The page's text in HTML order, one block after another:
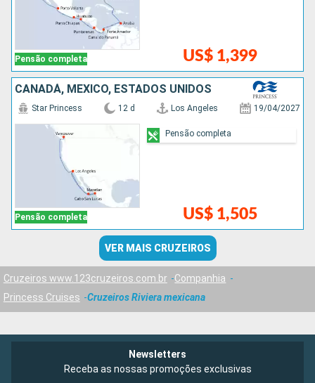
Pensão completa US$ 1,399
CANADÁ, MÉXICO, ESTADOS UNIDOS
Pensão completa
Star Princess 12 d Los Angeles 19/04/2027
US$ 1,505
Pensão completa
VER MAIS CRUZEIROS
Cruzeiros www.123cruzeiros.com.br
Companhia
Princess Cruises
Cruzeiros Riviera mexicana
Newsletters
Receba as nossas promoções exclusivas